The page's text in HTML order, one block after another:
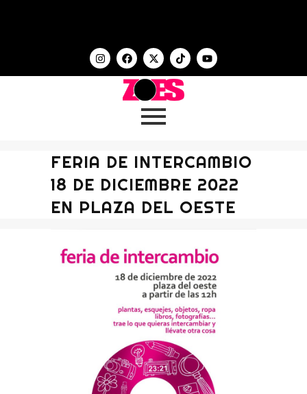
FERIA DE INTERCAMBIO
18 DE DICIEMBRE 2022
EN PLAZA DEL OESTE